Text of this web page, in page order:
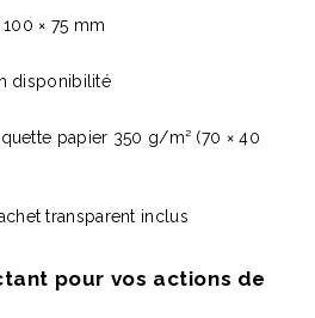
100 × 75 mm
disponibilité
papier 350 g/m² (70 × 40
transparent inclus
pour vos actions de